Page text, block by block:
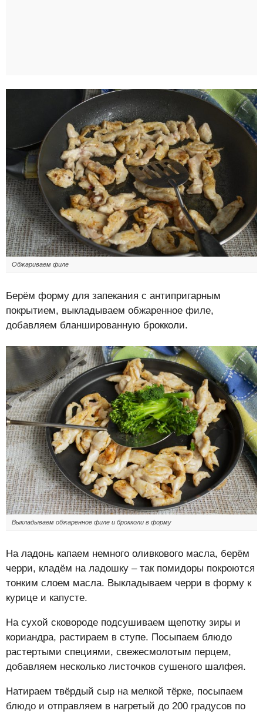
Обжариваем филе
Берём форму для запекания с антипригарным
покрытием, выкладываем обжаренное филе,
добавляем бланшированную брокколи.
Выкладываем обжаренное филе и брокколи в форму
На ладонь капаем немного оливкового масла, берём
черри, кладём на ладошку – так помидоры покроются
тонким слоем масла. Выкладываем черри в форму к
курице и капусте.
На сухой сковороде подсушиваем щепотку зиры и
кориандра, растираем в ступе. Посыпаем блюдо
растертыми специями, свежесмолотым перцем,
добавляем несколько листочков сушеного шалфея.
Натираем твёрдый сыр на мелкой тёрке, посыпаем
блюдо и отправляем в нагретый до 200 градусов по